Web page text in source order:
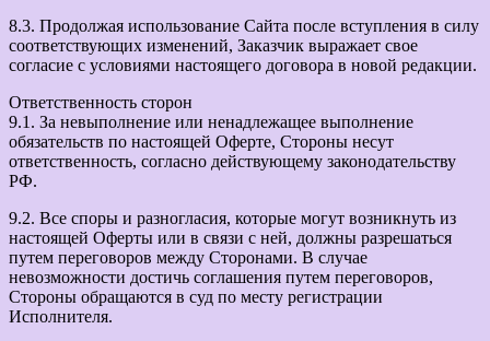
8.3. Продолжая использование Сайта после вступления в силу
соответствующих изменений, Заказчик выражает свое
согласие с условиями настоящего договора в новой редакции.
Ответственность сторон
9.1. За невыполнение или ненадлежащее выполнение
обязательств по настоящей Оферте, Стороны несут
ответственность, согласно действующему законодательству
РФ.
9.2. Все споры и разногласия, которые могут возникнуть из
настоящей Оферты или в связи с ней, должны разрешаться
путем переговоров между Сторонами. В случае
невозможности достичь соглашения путем переговоров,
Стороны обращаются в суд по месту регистрации
Исполнителя.